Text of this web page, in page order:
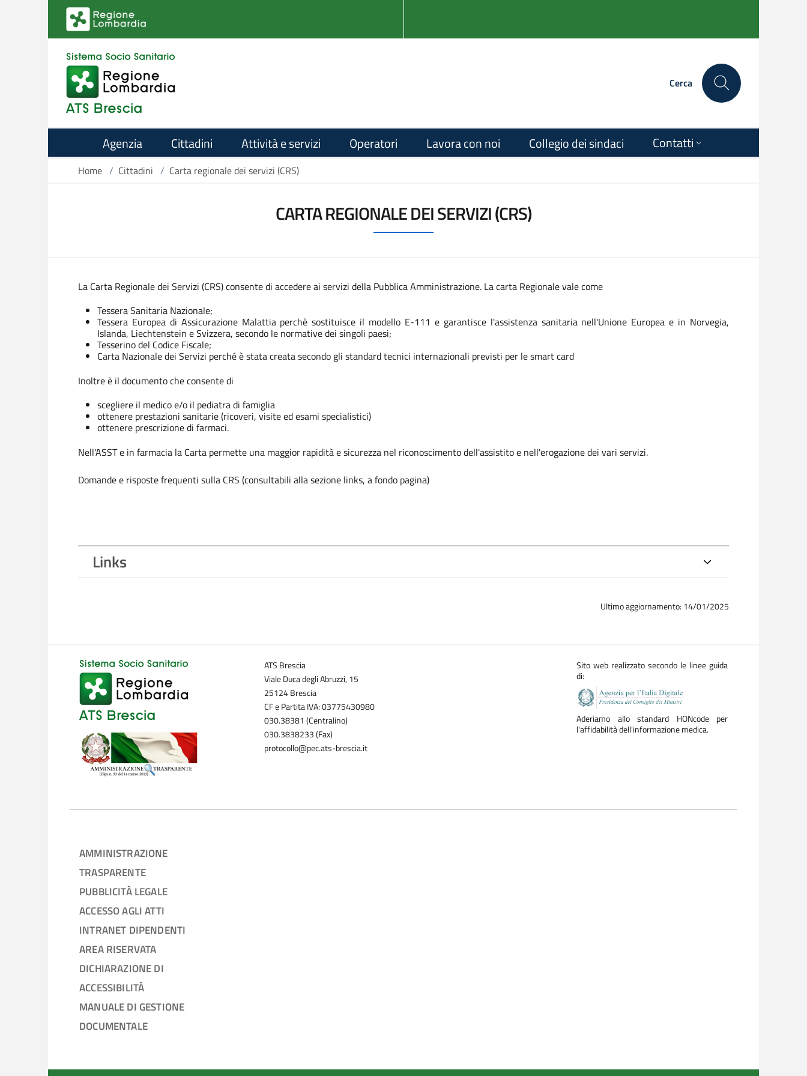
Salta al contenuto principale
Cerca
Agenzia Cittadini Attività e servizi Operatori Lavora con noi Collegio dei sindaci Contatti
Home / Cittadini / Carta regionale dei servizi (CRS)
CARTA REGIONALE DEI SERVIZI (CRS)
La Carta Regionale dei Servizi (CRS) consente di accedere ai servizi della Pubblica Amministrazione. La carta Regionale vale come
Tessera Sanitaria Nazionale;
Tessera Europea di Assicurazione Malattia perchè sostituisce il modello E-111 e garantisce l'assistenza sanitaria nell'Unione Europea e in Norvegia,
Islanda, Liechtenstein e Svizzera, secondo le normative dei singoli paesi;
Tesserino del Codice Fiscale;
Carta Nazionale dei Servizi perché è stata creata secondo gli standard tecnici internazionali previsti per le smart card
Inoltre è il documento che consente di
scegliere il medico e/o il pediatra di famiglia
ottenere prestazioni sanitarie (ricoveri, visite ed esami specialistici)
ottenere prescrizione di farmaci.
Nell'ASST e in farmacia la Carta permette una maggior rapidità e sicurezza nel riconoscimento dell'assistito e nell'erogazione dei vari servizi.
Domande e risposte frequenti sulla CRS (consultabili alla sezione links, a fondo pagina)
Links
Ultimo aggiornamento: 14/01/2025
ATS Brescia
Viale Duca degli Abruzzi, 15
25124 Brescia
CF e Partita IVA: 03775430980
030.38381 (Centralino)
030.3838233 (Fax)
protocollo@pec.ats-brescia.it
Sito web realizzato secondo le linee guida
di:
Aderiamo allo standard HONcode per
l'affidabilità dell'informazione medica.
AMMINISTRAZIONE
TRASPARENTE
PUBBLICITÀ LEGALE
ACCESSO AGLI ATTI
INTRANET DIPENDENTI
AREA RISERVATA
DICHIARAZIONE DI
ACCESSIBILITÀ
MANUALE DI GESTIONE
DOCUMENTALE